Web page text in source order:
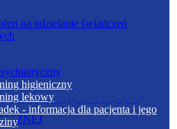
UROLOGII I ONKOLOGII
higieniczny
lekowy
- informacja dla pacjenta i jego
na udzielanie świadczeń